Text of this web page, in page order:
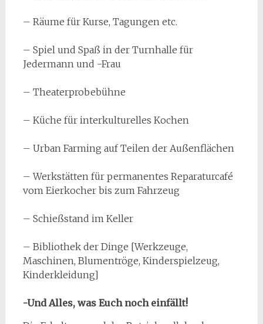
– Räume für Kurse, Tagungen etc.
– Spiel und Spaß in der Turnhalle für
Jedermann und -Frau
– Theaterprobebühne
– Küche für interkulturelles Kochen
– Urban Farming auf Teilen der Außenflächen
– Werkstätten für permanentes Reparaturcafé
vom Eierkocher bis zum Fahrzeug
– Schießstand im Keller
– Bibliothek der Dinge [Werkzeuge,
Maschinen, Blumentröge, Kinderspielzeug,
Kinderkleidung]
-Und Alles, was Euch noch einfällt!